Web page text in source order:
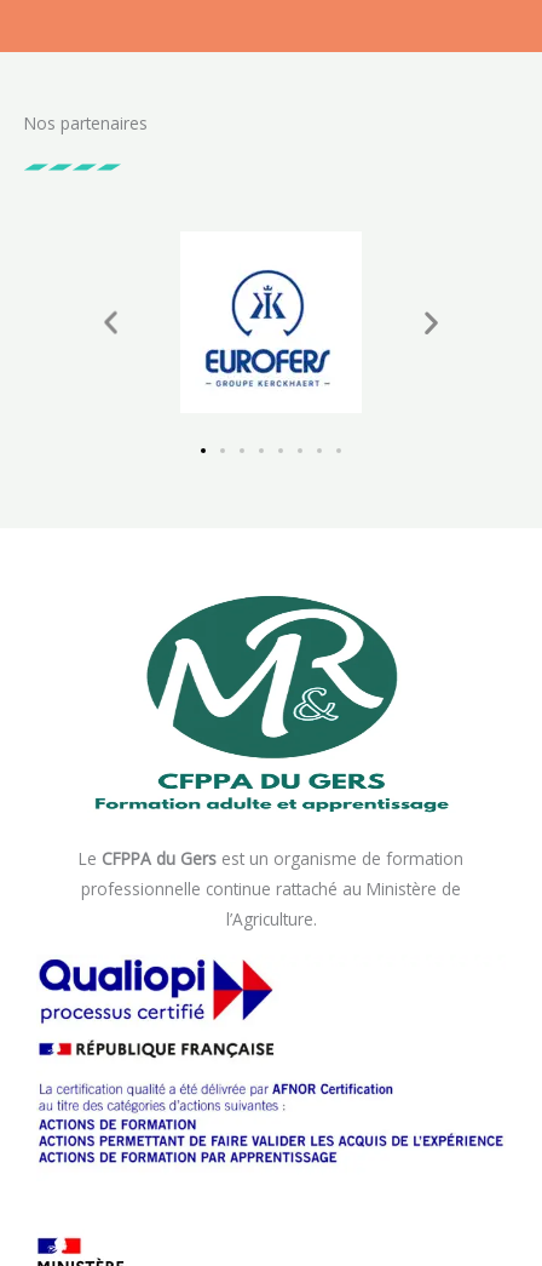
Nos partenaires
Le CFPPA du Gers est un organisme de formation
professionnelle continue rattaché au Ministère de
l’Agriculture.